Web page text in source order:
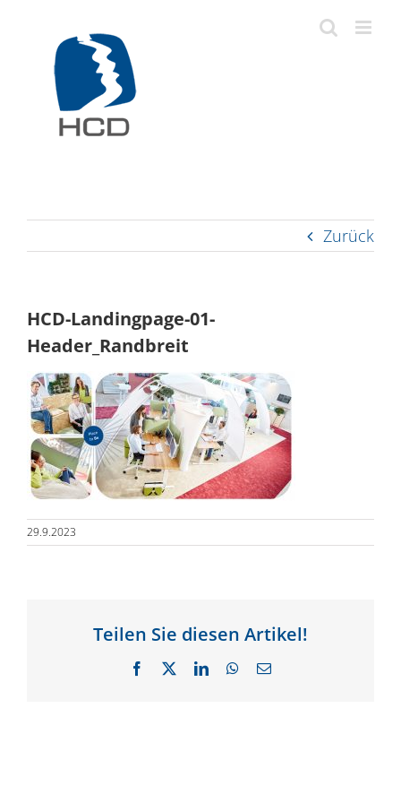
springen
Zurück
HCD-Landingpage-01-
Header_Randbreit
29.9.2023
Teilen Sie diesen Artikel!
Facebook LinkedInWhatsApp
E-